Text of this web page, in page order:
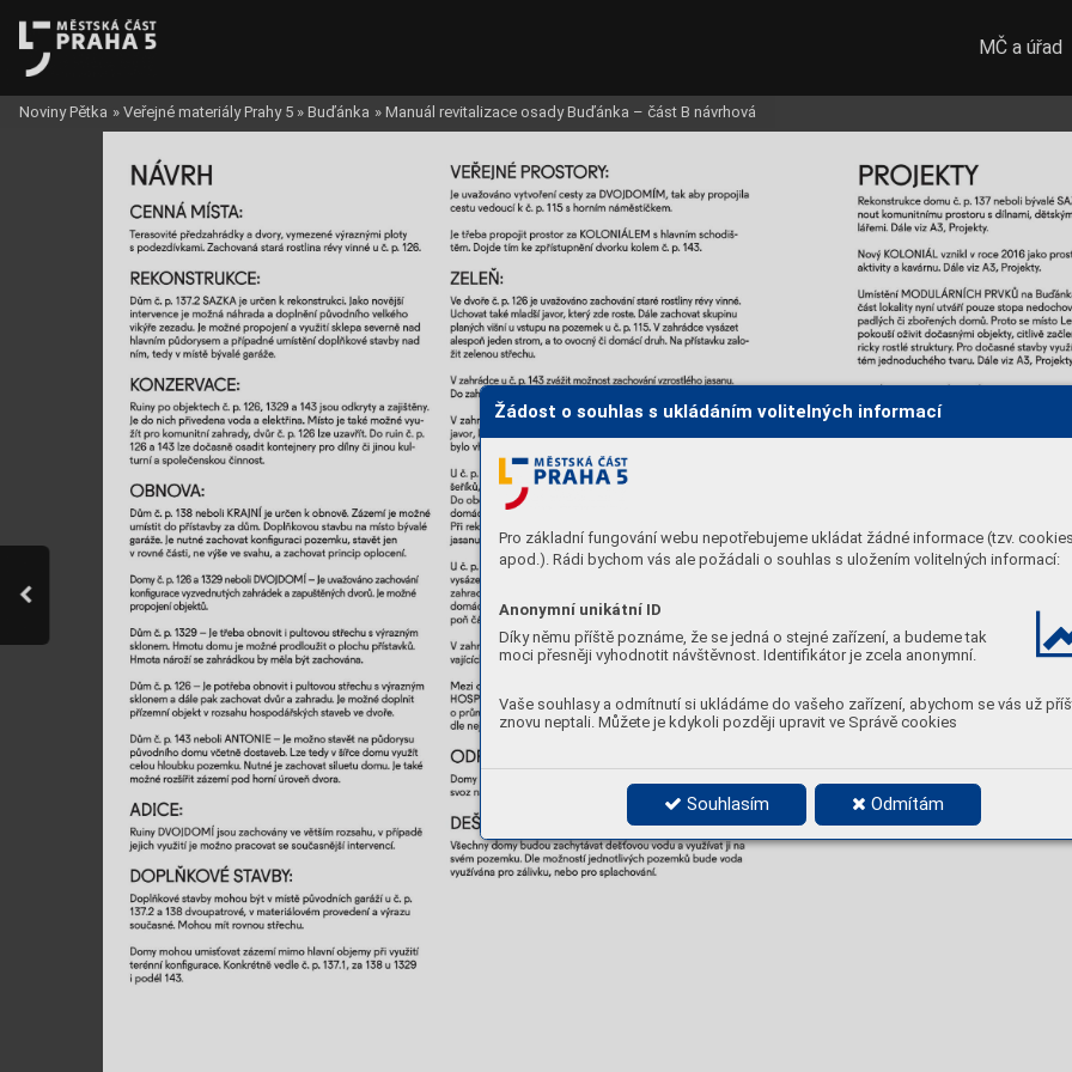
Žádost o souhlas s ukládáním volitelných informací
Pro základní fungování webu nepotřebujeme ukládat žádné informace (tzv.
apod.). Rádi bychom vás ale požádali o souhlas s uložením volitelných informací:
Anonymní unikátní ID
Díky němu příště poznáme, že se jedná o stejné zařízení, a budeme tak
moci přesněji vyhodnotit návštěvnost. Identifikátor je zcela anonymní.
Vaše souhlasy a odmítnutí si ukládáme do vašeho zařízení, abychom se vás už
znovu neptali. Můžete je kdykoli později upravit ve Správě cookies
Souhlasím Odmítám
MČ a úřad
Noviny Pětka » Veřejné materiály Prahy 5 » Buďánka » Manuál revitalizace osady Buďánka – část B návrhová